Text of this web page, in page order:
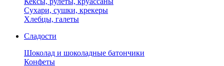
Сухари, сушки, крекеры
Хлебцы, галеты
Сладости
Шоколад и шоколадные батончики
Конфеты